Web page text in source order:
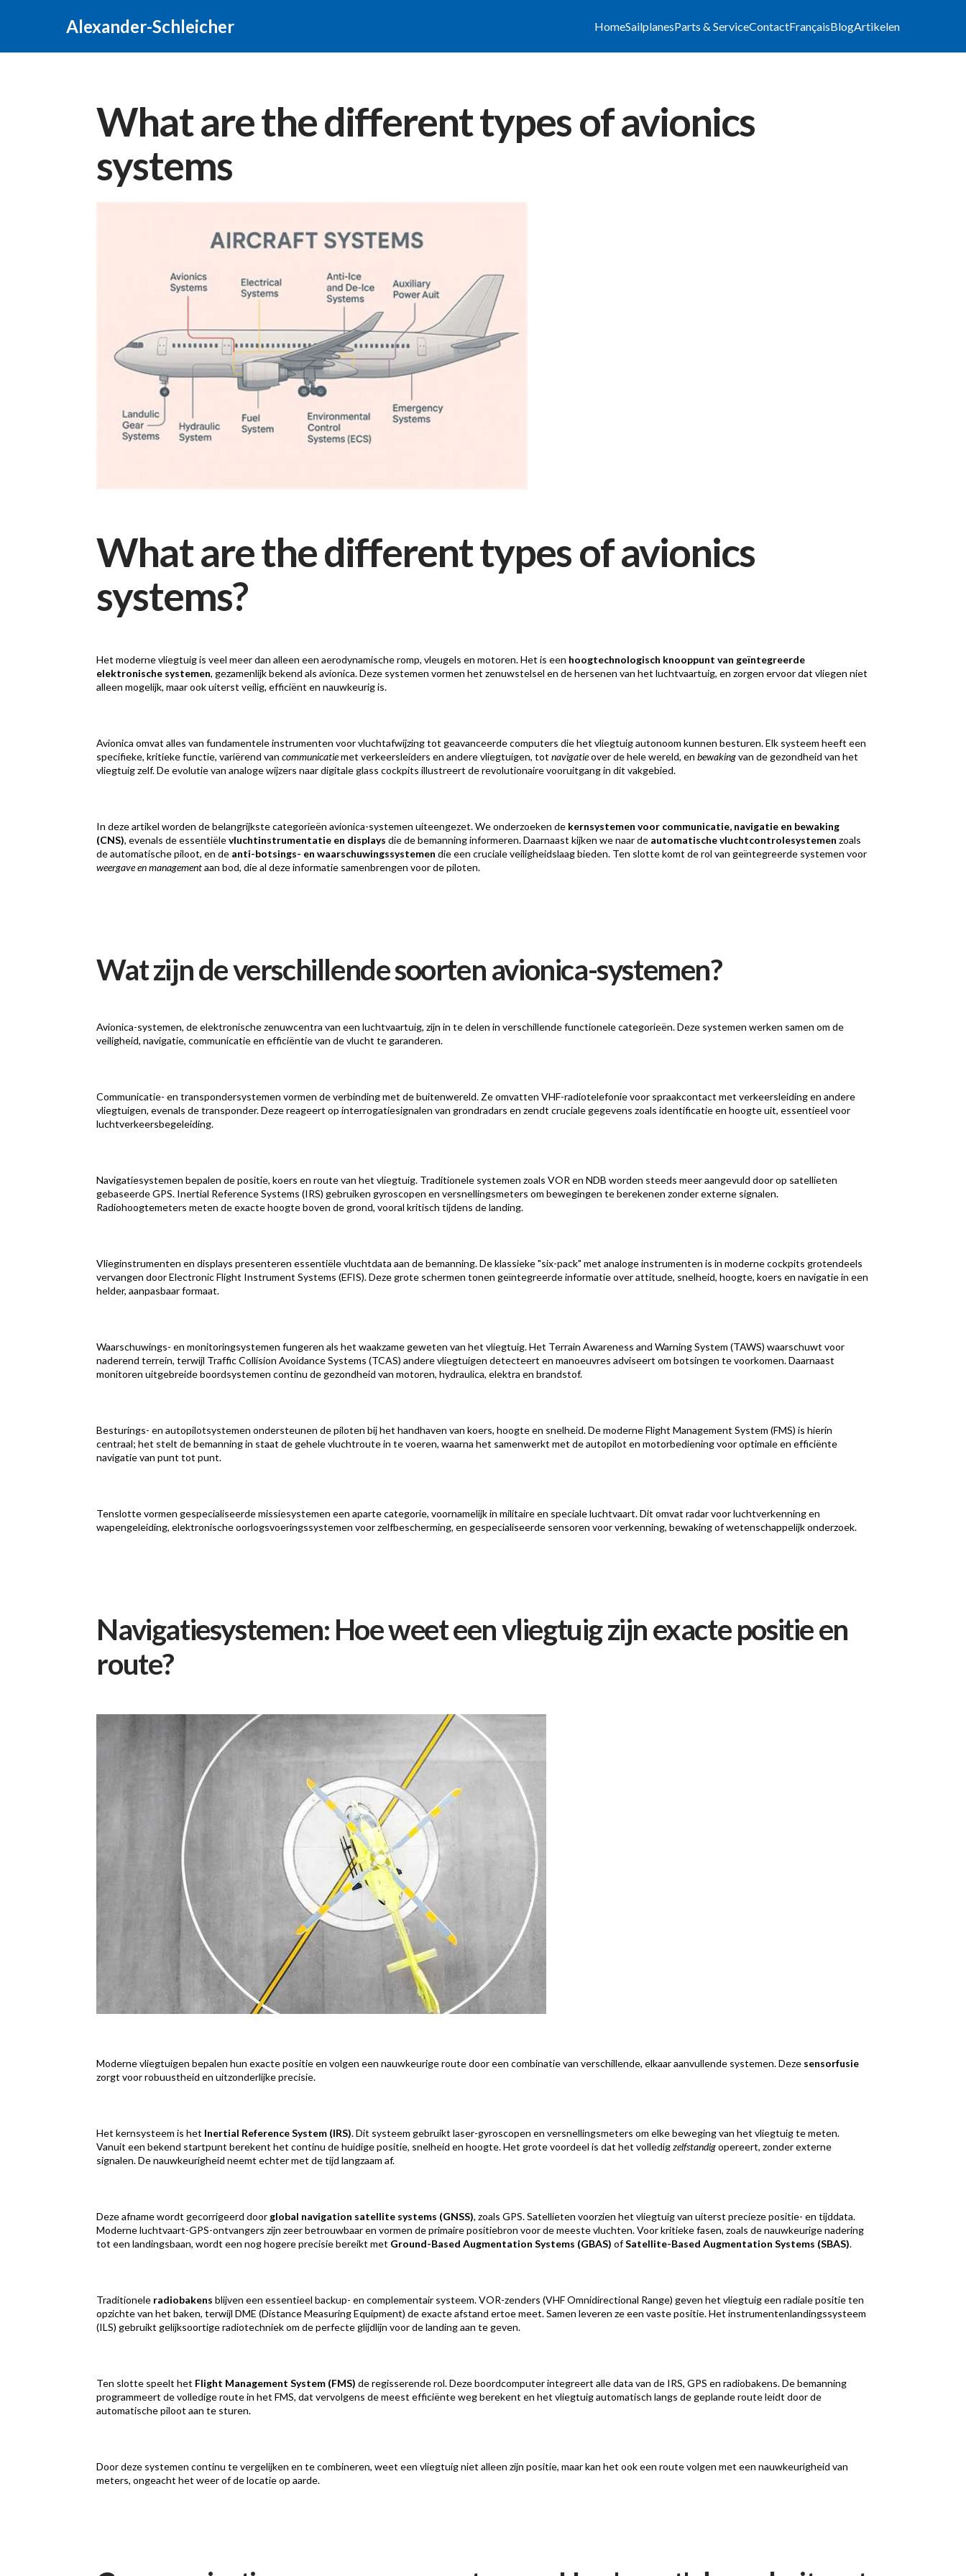
Alexander-Schleicher HomeSailplanesParts & ServiceContactFrançaisBlogArtikelen
What are the different types of avionics
systems
What are the different types of avionics
systems?
Het moderne vliegtuig is veel meer dan alleen een aerodynamische romp, vleugels en motoren. Het is een hoogtechnologisch knooppunt van geïntegreerde
elektronische systemen, gezamenlijk bekend als avionica. Deze systemen vormen het zenuwstelsel en de hersenen van het luchtvaartuig, en zorgen ervoor dat vliegen niet
alleen mogelijk, maar ook uiterst veilig, efficiënt en nauwkeurig is.
Avionica omvat alles van fundamentele instrumenten voor vluchtafwijzing tot geavanceerde computers die het vliegtuig autonoom kunnen besturen. Elk systeem heeft een
specifieke, kritieke functie, variërend vancommunicatiemet verkeersleiders en andere vliegtuigen, totnavigatieover de hele wereld, enbewakingvan de gezondheid van het
vliegtuig zelf. De evolutie van analoge wijzers naar digitale glass cockpits illustreert de revolutionaire vooruitgang in dit vakgebied.
In deze artikel worden de belangrijkste categorieën avionica-systemen uiteengezet. We onderzoeken de kernsystemen voor communicatie, navigatie en bewaking
(CNS), evenals de essentiëlevluchtinstrumentatie en displays die de bemanning informeren. Daarnaast kijken we naar de automatische vluchtcontrolesystemen zoals
de automatische piloot, en de anti-botsings- en waarschuwingssystemen die een cruciale veiligheidslaag bieden. Ten slotte komt de rol van geïntegreerde systemen voor
weergave en managementaan bod, die al deze informatie samenbrengen voor de piloten.
Wat zijn de verschillende soorten avionica-systemen?
Avionica-systemen, de elektronische zenuwcentra van een luchtvaartuig, zijn in te delen in verschillende functionele categorieën. Deze systemen werken samen om de
veiligheid, navigatie, communicatie en efficiëntie van de vlucht te garanderen.
Communicatie- en transpondersystemen vormen de verbinding met de buitenwereld. Ze omvatten VHF-radiotelefonie voor spraakcontact met verkeersleiding en andere
vliegtuigen, evenals de transponder. Deze reageert op interrogatiesignalen van grondradars en zendt cruciale gegevens zoals identificatie en hoogte uit, essentieel voor
luchtverkeersbegeleiding.
Navigatiesystemen bepalen de positie, koers en route van het vliegtuig. Traditionele systemen zoals VOR en NDB worden steeds meer aangevuld door op satellieten
gebaseerde GPS. Inertial Reference Systems (IRS) gebruiken gyroscopen en versnellingsmeters om bewegingen te berekenen zonder externe signalen.
Radiohoogtemeters meten de exacte hoogte boven de grond, vooral kritisch tijdens de landing.
Vlieginstrumenten en displays presenteren essentiële vluchtdata aan de bemanning. De klassieke "six-pack" met analoge instrumenten is in moderne cockpits grotendeels
vervangen door Electronic Flight Instrument Systems (EFIS). Deze grote schermen tonen geïntegreerde informatie over attitude, snelheid, hoogte, koers en navigatie in een
helder, aanpasbaar formaat.
Waarschuwings- en monitoringsystemen fungeren als het waakzame geweten van het vliegtuig. Het Terrain Awareness and Warning System (TAWS) waarschuwt voor
naderend terrein, terwijl Traffic Collision Avoidance Systems (TCAS) andere vliegtuigen detecteert en manoeuvres adviseert om botsingen te voorkomen. Daarnaast
monitoren uitgebreide boordsystemen continu de gezondheid van motoren, hydraulica, elektra en brandstof.
Besturings- en autopilotsystemen ondersteunen de piloten bij het handhaven van koers, hoogte en snelheid. De moderne Flight Management System (FMS) is hierin
centraal; het stelt de bemanning in staat de gehele vluchtroute in te voeren, waarna het samenwerkt met de autopilot en motorbediening voor optimale en efficiënte
navigatie van punt tot punt.
Tenslotte vormen gespecialiseerde missiesystemen een aparte categorie, voornamelijk in militaire en speciale luchtvaart. Dit omvat radar voor luchtverkenning en
wapengeleiding, elektronische oorlogsvoeringssystemen voor zelfbescherming, en gespecialiseerde sensoren voor verkenning, bewaking of wetenschappelijk onderzoek.
Navigatiesystemen: Hoe weet een vliegtuig zijn exacte positie en
route?
Moderne vliegtuigen bepalen hun exacte positie en volgen een nauwkeurige route door een combinatie van verschillende, elkaar aanvullende systemen. Deze sensorfusie
zorgt voor robuustheid en uitzonderlijke precisie.
Het kernsysteem is het Inertial Reference System (IRS). Dit systeem gebruikt laser-gyroscopen en versnellingsmeters om elke beweging van het vliegtuig te meten.
Vanuit een bekend startpunt berekent het continu de huidige positie, snelheid en hoogte. Het grote voordeel is dat het volledigzelfstandigopereert, zonder externe
signalen. De nauwkeurigheid neemt echter met de tijd langzaam af.
Deze afname wordt gecorrigeerd door global navigation satellite systems (GNSS), zoals GPS. Satellieten voorzien het vliegtuig van uiterst precieze positie- en tijddata.
Moderne luchtvaart-GPS-ontvangers zijn zeer betrouwbaar en vormen de primaire positiebron voor de meeste vluchten. Voor kritieke fasen, zoals de nauwkeurige nadering
tot een landingsbaan, wordt een nog hogere precisie bereikt met Ground-Based Augmentation Systems (GBAS) ofSatellite-Based Augmentation Systems (SBAS).
Traditionele radiobakens blijven een essentieel backup- en complementair systeem. VOR-zenders (VHF Omnidirectional Range) geven het vliegtuig een radiale positie ten
opzichte van het baken, terwijl DME (Distance Measuring Equipment) de exacte afstand ertoe meet. Samen leveren ze een vaste positie. Het instrumentenlandingssysteem
(ILS) gebruikt gelijksoortige radiotechniek om de perfecte glijdlijn voor de landing aan te geven.
Ten slotte speelt het Flight Management System (FMS) de regisserende rol. Deze boordcomputer integreert alle data van de IRS, GPS en radiobakens. De bemanning
programmeert de volledige route in het FMS, dat vervolgens de meest efficiënte weg berekent en het vliegtuig automatisch langs de geplande route leidt door de
automatische piloot aan te sturen.
Door deze systemen continu te vergelijken en te combineren, weet een vliegtuig niet alleen zijn positie, maar kan het ook een route volgen met een nauwkeurigheid van
meters, ongeacht het weer of de locatie op aarde.